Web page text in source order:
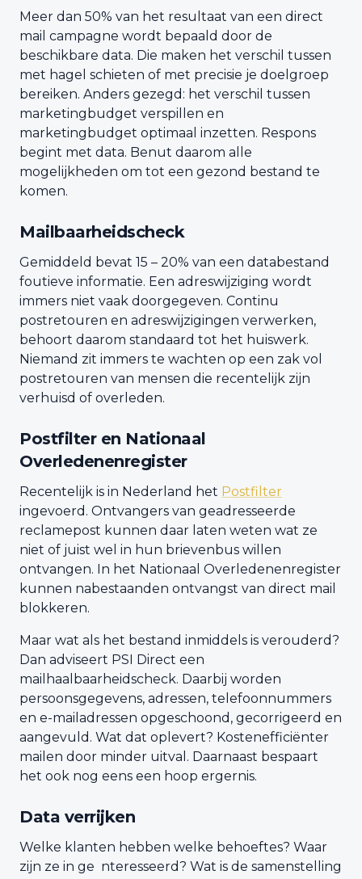
Meer dan 50% van het resultaat van een direct
mail campagne wordt bepaald door de
beschikbare data. Die maken het verschil tussen
met hagel schieten of met precisie je doelgroep
bereiken. Anders gezegd: het verschil tussen
marketingbudget verspillen en
marketingbudget optimaal inzetten. Respons
begint met data. Benut daarom alle
mogelijkheden om tot een gezond bestand te
komen.
Mailbaarheidscheck
Gemiddeld bevat 15 – 20% van een databestand
foutieve informatie. Een adreswijziging wordt
immers niet vaak doorgegeven. Continu
postretouren en adreswijzigingen verwerken,
behoort daarom standaard tot het huiswerk.
Niemand zit immers te wachten op een zak vol
postretouren van mensen die recentelijk zijn
verhuisd of overleden.
Postfilter en Nationaal
Overledenenregister
Recentelijk is in Nederland het Postfilter
ingevoerd. Ontvangers van geadresseerde
reclamepost kunnen daar laten weten wat ze
niet of juist wel in hun brievenbus willen
ontvangen. In het Nationaal Overledenenregister
kunnen nabestaanden ontvangst van direct mail
blokkeren.
Maar wat als het bestand inmiddels is verouderd?
Dan adviseert PSI Direct een
mailhaalbaarheidscheck. Daarbij worden
persoonsgegevens, adressen, telefoonnummers
en e-mailadressen opgeschoond, gecorrigeerd en
aangevuld. Wat dat oplevert? Kostenefficiënter
mailen door minder uitval. Daarnaast bespaart
het ook nog eens een hoop ergernis.
Data verrijken
Welke klanten hebben welke behoeftes? Waar
zijn ze in ge nteresseerd? Wat is de samenstelling